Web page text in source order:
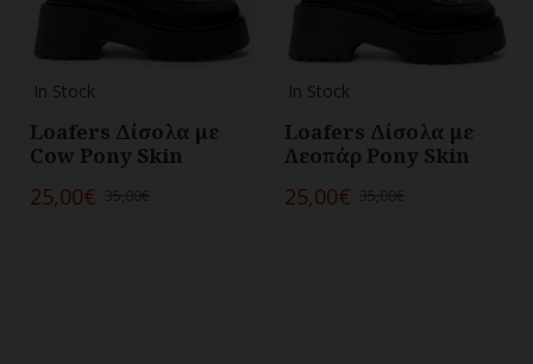
In Stock
Loafers Δίσολα με
Cow Pony Skin
25,00€
In Stock
Loafers Δίσολα με
Λεοπάρ Pony Skin
25,00€